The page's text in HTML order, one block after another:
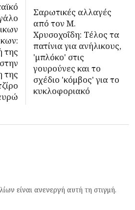
της
της
Σαρωτικές αλλαγές
από τον Μ.
Χρυσοχοΐδη: Τέλος τα
πατίνια για ανήλικους,
'μπλόκο' στις
γουρούνες και το
σχέδιο 'κόμβος' για το
κυκλοφοριακό
είναι ανενεργή αυτή τη στιγμή.